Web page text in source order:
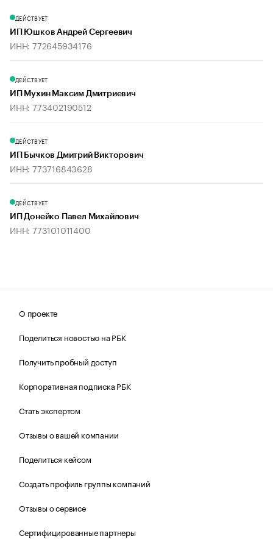
ДЕЙСТВУЕТ
ИП Юшков Андрей Сергеевич
ИНН: 772645934176
ДЕЙСТВУЕТ
ИП Мухин Максим Дмитриевич
ИНН: 773402190512
ДЕЙСТВУЕТ
ИП Бычков Дмитрий Викторович
ИНН: 773716843628
ДЕЙСТВУЕТ
ИП Донейко Павел Михайлович
ИНН: 773101011400
О проекте
Поделиться новостью на РБК
Получить пробный доступ
Корпоративная подписка РБК
Стать экспертом
Отзывы о вашей компании
Поделиться кейсом
Создать профиль группы компаний
Отзывы о сервисе
Сертифицированные партнеры